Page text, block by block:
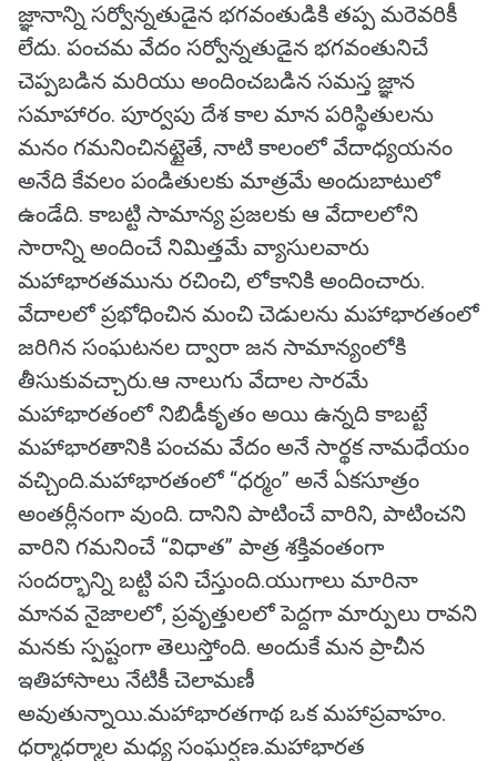
జ్ఞానాన్ని సర్వోన్నతుడైన భగవంతుడికి తప్ప మరెవరికీ
లేదు. పంచమ వేదం సర్వోన్నతుడైన భగవంతునిచే
చెప్పబడిన మరియు అందించబడిన సమస్త జ్ఞాన
సమాహారం. పూర్వపు దేశ కాల మాన పరిస్థితులను
మనం గమనించినట్టైతే, నాటి కాలంలో వేదాధ్యయనం
అనేది కేవలం పండితులకు మాత్రమే అందుబాటులో
ఉండేది. కాబట్టి సామాన్య ప్రజలకు ఆ వేదాలలోని
సారాన్ని అందించే నిమిత్తమే వ్యాసులవారు
మహాభారతమును రచించి, లోకానికి అందించారు.
వేదాలలో ప్రభోధించిన మంచి చెడులను మహాభారతంలో
జరిగిన సంఘటనల ద్వారా జన సామాన్యంలోకి
తీసుకువచ్చారు.ఆ నాలుగు వేదాల సారమే
మహాభారతంలో నిబిడీకృతం అయి ఉన్నది కాబట్టే
మహాభారతానికి పంచమ వేదం అనే సార్థక నామధేయం
వచ్చింది.మహాభారతంలో ‘‘ధర్మం’’ అనే ఏకసూత్రం
అంతర్లీనంగా వుంది. దానిని పాటించే వారిని, పాటించని
వారిని గమనించే ‘‘విధాత’’ పాత్ర శక్తివంతంగా
సందర్భాన్ని బట్టి పని చేస్తుంది.యుగాలు మారినా
మానవ నైజాలలో, ప్రవృత్తులలో పెద్దగా మార్పులు రావని
మనకు స్పష్టంగా తెలుస్తోంది. అందుకే మన ప్రాచీన
ఇతిహాసాలు నేటికీ చెలామణీ
అవుతున్నాయి.మహాభారతగాథ ఒక మహాప్రవాహం.
ధర్మాధర్మాల మధ్య సంఘర్షణ.మహాభారత